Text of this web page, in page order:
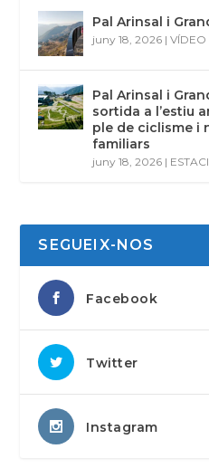
Pal Arinsal i
juny 18, 2026 |VÍDEO
Pal Arinsal i
sortida a l’estiu
ple de ciclisme i
familiars
juny 18, 2026 |
SEGUEIX-NOS
Facebook
Twitter
Instagram